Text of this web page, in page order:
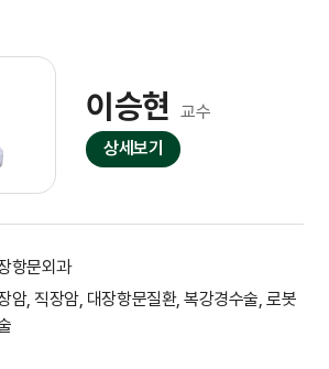
이승현
교수
상세보기
항문외과
암, 직장암, 대장항문질환, 복강경수술, 로봇